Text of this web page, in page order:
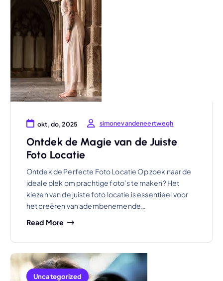
okt, do, 2025 simonevandeneertwegh
Ontdek de Magie van de Juiste
Foto Locatie
Ontdek de Perfecte Foto Locatie Op zoek naar de
ideale plek om prachtige foto’s te maken? Het
kiezen van de juiste foto locatie is essentieel voor
het creëren van adembenemende…
Read More
Uncategorized